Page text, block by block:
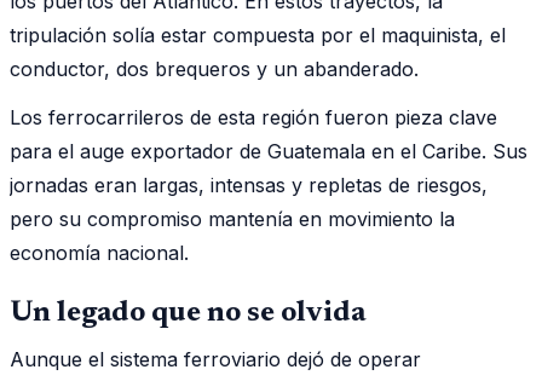
tripulación solía estar compuesta por el maquinista, el
conductor, dos brequeros y un abanderado.
Los ferrocarrileros de esta región fueron pieza clave
para el auge exportador de Guatemala en el Caribe. Sus
jornadas eran largas, intensas y repletas de riesgos,
pero su compromiso mantenía en movimiento la
economía nacional.
Un legado que no se olvida
Aunque el sistema ferroviario dejó de operar